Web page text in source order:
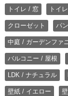
トイレ / 窓 トイ
クローゼット パ
中庭 / ガーデンファ
バルコニー / 屋根
LDK / ナチュラル
壁紙 / イエロー